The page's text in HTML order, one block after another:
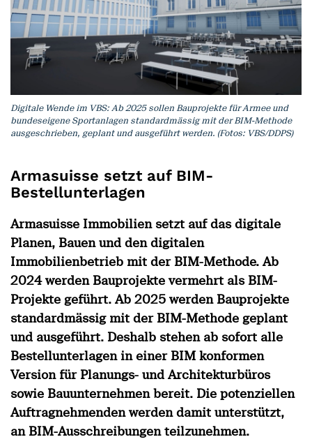
Digitale Wende im VBS: Ab 2025 sollen Bauprojekte für Armee und
bundeseigene Sportanlagen standardmässig mit der BIM-Methode
ausgeschrieben, geplant und ausgeführt werden. (Fotos: VBS/DDPS)
Armasuisse setzt auf BIM-
Bestellunterlagen
Armasuisse Immobilien setzt auf das digitale
Planen, Bauen und den digitalen
Immobilienbetrieb mit der BIM-Methode. Ab
2024 werden Bauprojekte vermehrt als BIM-
Projekte geführt. Ab 2025 werden Bauprojekte
standardmässig mit der BIM-Methode geplant
und ausgeführt. Deshalb stehen ab sofort alle
Bestellunterlagen in einer BIM konformen
Version für Planungs- und Architekturbüros
sowie Bauunternehmen bereit. Die potenziellen
Auftragnehmenden werden damit unterstützt,
an BIM-Ausschreibungen teilzunehmen.